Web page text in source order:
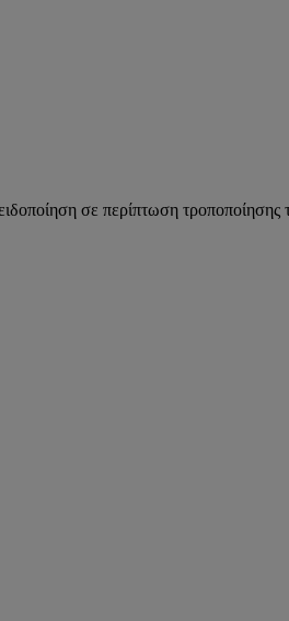
σε περίπτωση